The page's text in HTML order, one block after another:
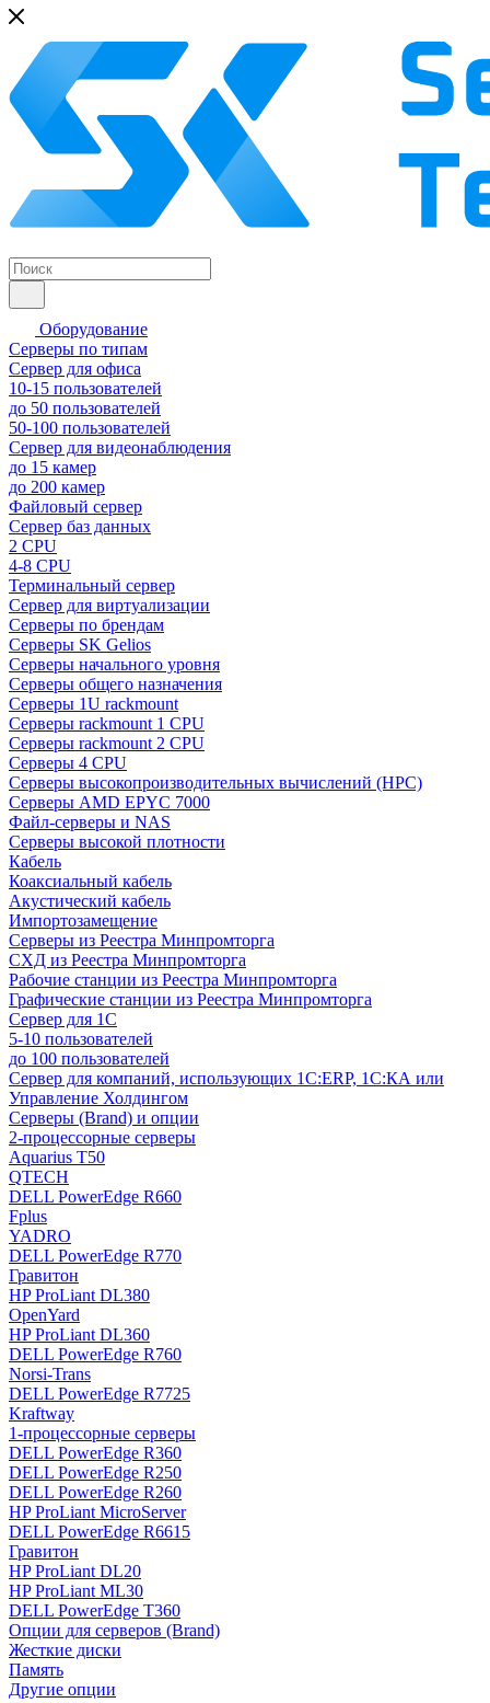
Оборудование
Серверы по типам
Сервер для офиса
10-15 пользователей
до 50 пользователей
50-100 пользователей
Сервер для видеонаблюдения
до 15 камер
до 200 камер
Файловый сервер
Сервер баз данных
2 CPU
4-8 CPU
Терминальный сервер
Сервер для виртуализации
Серверы по брендам
Серверы SK Gelios
Серверы начального уровня
Серверы общего назначения
Серверы 1U rackmount
Серверы rackmount 1 CPU
Серверы rackmount 2 CPU
Серверы 4 CPU
Серверы высокопроизводительных вычислений (HPC)
Серверы AMD EPYC 7000
Файл-серверы и NAS
Серверы высокой плотности
Кабель
Коаксиальный кабель
Акустический кабель
Импортозамещение
Серверы из Реестра Минпромторга
СХД из Реестра Минпромторга
Рабочие станции из Реестра Минпромторга
Графические станции из Реестра Минпромторга
Сервер для 1С
5-10 пользователей
до 100 пользователей
Сервер для компаний, использующих 1C:ERP, 1С:КА или
Управление Холдингом
Серверы (Brand) и опции
2-процессорные серверы
Aquarius T50
QTECH
DELL PowerEdge R660
Fplus
YADRO
DELL PowerEdge R770
Гравитон
HP ProLiant DL380
OpenYard
HP ProLiant DL360
DELL PowerEdge R760
Norsi-Trans
DELL PowerEdge R7725
Kraftway
1-процессорные серверы
DELL PowerEdge R360
DELL PowerEdge R250
DELL PowerEdge R260
HP ProLiant MicroServer
DELL PowerEdge R6615
Гравитон
HP ProLiant DL20
HP ProLiant ML30
DELL PowerEdge T360
Опции для серверов (Brand)
Жесткие диски
Память
Другие опции